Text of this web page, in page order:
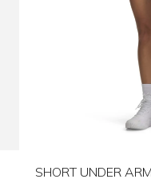
SHORT UNDER